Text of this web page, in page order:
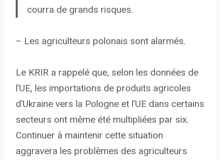
courra de grands risques.
– Les agriculteurs polonais sont alarmés.
Le KRIR a rappelé que, selon les données de
l’UE, les importations de produits agricoles
d’Ukraine vers la Pologne et l’UE dans certains
secteurs ont même été multipliées par six.
Continuer à maintenir cette situation
aggravera les problèmes des agriculteurs